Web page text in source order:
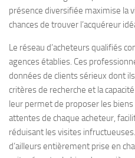
présence diversifiée maximise la
chances de trouver l’acquéreur
Le réseau d’acheteurs qualifiés
agences établies. Ces
données de clients sérieux dont
critères de recherche et la
leur permet de proposer les
attentes de chaque acheteur,
réduisant les visites
d’ailleurs entièrement prise en